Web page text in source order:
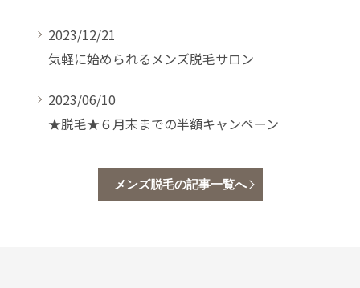
2023/12/21
気軽に始められるメンズ脱毛サロン
2023/06/10
★脱毛★６月末までの半額キャンペーン
メンズ脱毛の記事一覧へ